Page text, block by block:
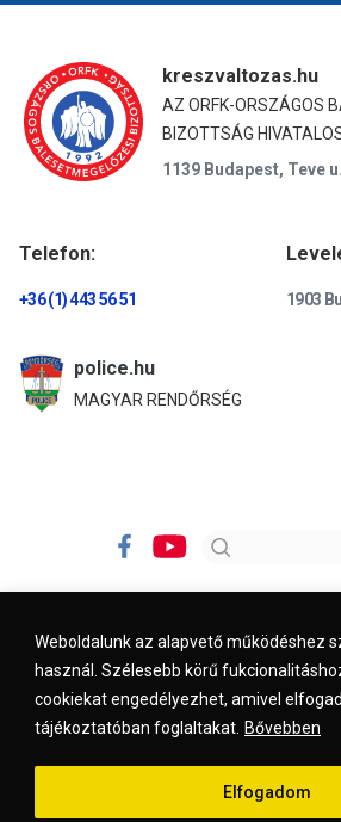
Weboldalunk az alapvető működéshez
használ. Szélesebb körű
cookiekat engedélyezhet, amivel
tájékoztatóban foglaltakat. Bővebben
Elfogadom
kreszvaltozas.hu
AZ ORFK-ORSZÁGOS
BIZOTTSÁG
1139 Budapest, Teve
Telefon:
+36 (1) 443 56 51 1903
police.hu
MAGYAR RENDŐRSÉG
Impresszum Kapcsolat
© 2026.